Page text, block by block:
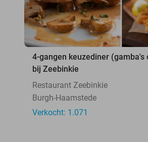
4-gangen keuzediner (gamba's
bij Zeebinkie
Restaurant Zeebinkie
Burgh-Haamstede
Verkocht: 1.071